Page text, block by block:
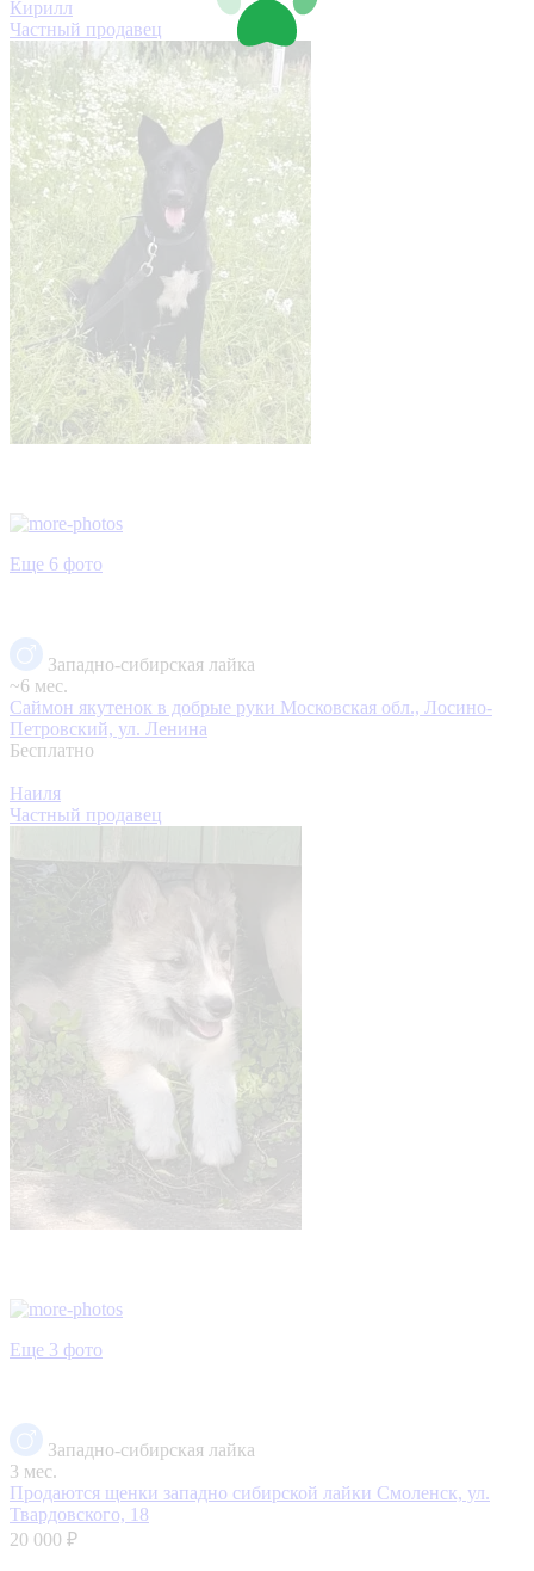
Кирилл
Частный продавец
Еще 6 фото
Западно-сибирская лайка
~6 мес.
Саймон якутенок в добрые руки Московская обл., Лосино-
Петровский, ул. Ленина
Бесплатно
Наиля
Частный продавец
Еще 3 фото
Западно-сибирская лайка
3 мес.
Продаются щенки западно сибирской лайки Смоленск, ул.
Твардовского, 18
20 000 ₽